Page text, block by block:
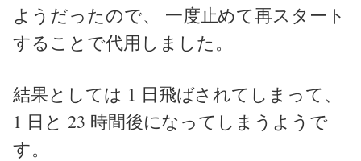
ようだったので、 一度止めて再スタート
することで代用しました。
結果としては 1 日飛ばされてしまって、
1 日と 23 時間後になってしまうようで
す。